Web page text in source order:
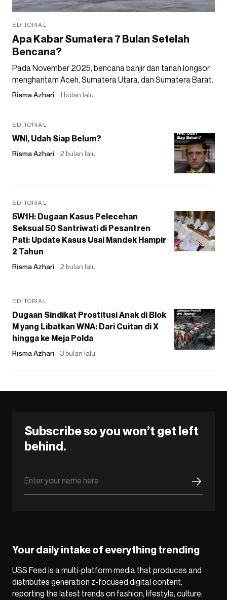
EDITORIAL
Apa Kabar Sumatera 7 Bulan Setelah
Bencana?
Pada November 2025, bencana banjir dan tanah longsor
menghantam Aceh, Sumatera Utara, dan Sumatera Barat.
Risma Azhari 1 bulan lalu
EDITORIAL
WNI, Udah Siap Belum?
Risma Azhari 2 bulan lalu
EDITORIAL
5W1H: Dugaan Kasus Pelecehan
Seksual 50 Santriwati di Pesantren
Pati: Update Kasus Usai Mandek Hampir
2 Tahun
Risma Azhari 2 bulan lalu
EDITORIAL
Dugaan Sindikat Prostitusi Anak di Blok
M yang Libatkan WNA: Dari Cuitan di X
hingga ke Meja Polda
Risma Azhari 3 bulan lalu
Subscribe so you won’t get left
behind.
Your daily intake of everything trending
USS Feed is a multi-platform media that produces and
distributes generation z-focused digital content,
reporting the latest trends on fashion, lifestyle, culture,